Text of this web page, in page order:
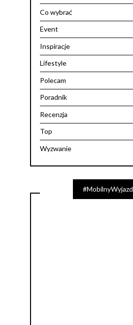
Co wybrać
Event
Inspiracje
Lifestyle
Polecam
Poradnik
Recenzja
Top
Wyzwanie
#MobilnyWyjazd